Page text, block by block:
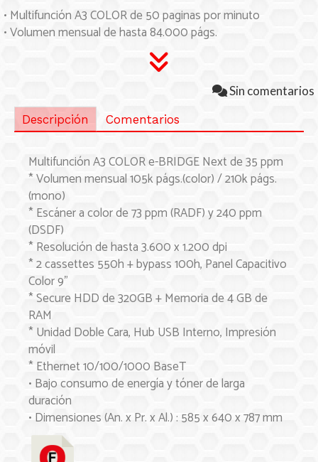
• Multifunción A3 COLOR de 50 paginas por minuto
• Volumen mensual de hasta 84.000 págs.
Sin comentarios
Descripción Comentarios
Multifunción A3 COLOR e-BRIDGE Next de 35 ppm
* Volumen mensual 105k págs.(color) / 210k págs.
(mono)
* Escáner a color de 73 ppm (RADF) y 240 ppm
(DSDF)
* Resolución de hasta 3.600 x 1.200 dpi
* 2 cassettes 550h + bypass 100h, Panel Capacitivo
Color 9"
* Secure HDD de 320GB + Memoria de 4 GB de
RAM
* Unidad Doble Cara, Hub USB Interno, Impresión
móvil
* Ethernet 10/100/1000 BaseT
• Bajo consumo de energía y tóner de larga
duración
• Dimensiones (An. x Pr. x Al.) : 585 x 640 x 787 mm